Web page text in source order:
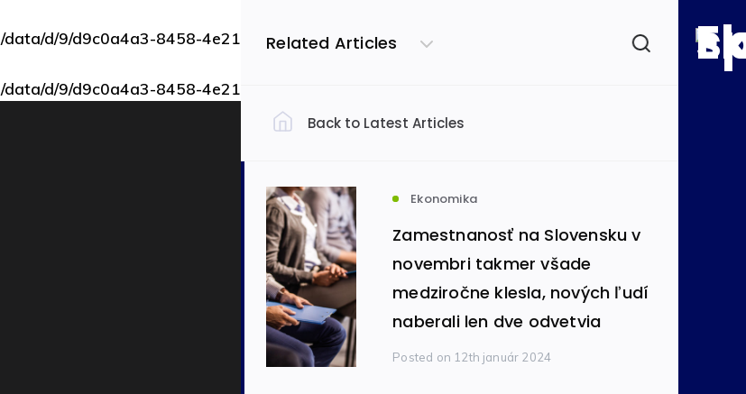
/data/d/9/d9c0a4a3-8458-4e21-bbce-73b9d057280b/economics.sk/web/wp-config.php on line 71
/data/d/9/d9c0a4a3-8458-4e21-bbce-73b9d057280b/economics.sk/web/wp-config.php
Related Articles
Filtrovať podľa kategórie
Slovensko (49145)
Ekonomika (8606) Informatika (480)
Automobilový priemysel (434)
Back to Latest Articles
Ekonomika
Zamestnanosť na Slovensku v
novembri takmer všade
medziročne klesla, nových ľudí
naberali len dve odvetvia
Posted on 12th január 2024